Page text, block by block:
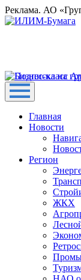
Реклама. АО
Главная
Новости
Регион
ЖКХ